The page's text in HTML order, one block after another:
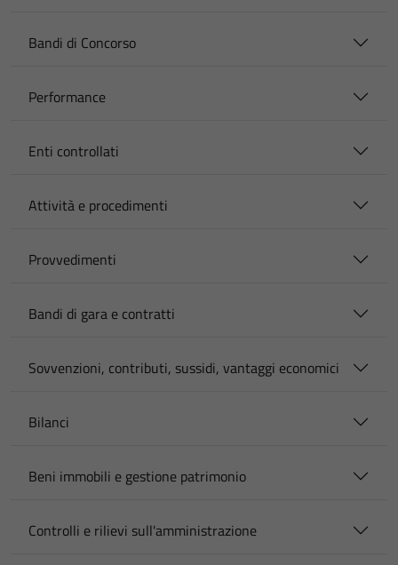
Bandi di Concorso
Performance
Enti controllati
Attività e procedimenti
Provvedimenti
Bandi di gara e contratti
Sovvenzioni, contributi, sussidi, vantaggi economici
Bilanci
Beni immobili e gestione patrimonio
Controlli e rilievi sull'amministrazione